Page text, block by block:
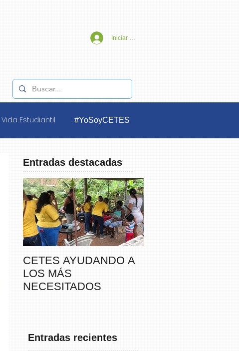
Iniciar sesión
Vida Estudiantil #YoSoyCETES
Entradas destacadas
CETES AYUDANDO A
LOS MÁS
NECESITADOS
Entradas recientes